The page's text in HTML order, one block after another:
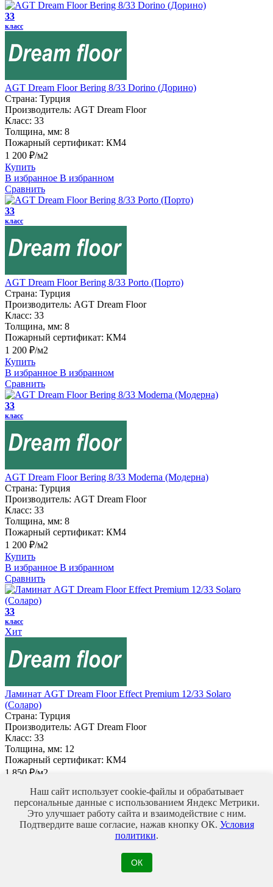
33
класс
AGT Dream Floor Bering 8/33 Dorino (Дорино)
Страна: Турция
Производитель: AGT Dream Floor
Класс: 33
Толщина, мм: 8
Пожарный сертификат: КМ4
1 200 ₽/м2
Купить
В избранное В избранном
Сравнить
33
класс
AGT Dream Floor Bering 8/33 Porto (Порто)
Страна: Турция
Производитель: AGT Dream Floor
Класс: 33
Толщина, мм: 8
Пожарный сертификат: КМ4
1 200 ₽/м2
Купить
В избранное В избранном
Сравнить
33
класс
AGT Dream Floor Bering 8/33 Moderna (Модерна)
Страна: Турция
Производитель: AGT Dream Floor
Класс: 33
Толщина, мм: 8
Пожарный сертификат: КМ4
1 200 ₽/м2
Купить
В избранное В избранном
Сравнить
33
класс
Хит
Ламинат AGT Dream Floor Effect Premium 12/33 Solaro
(Соларо)
Страна: Турция
Производитель: AGT Dream Floor
Класс: 33
Толщина, мм: 12
Пожарный сертификат: КМ4
1 850 ₽/м2
В избранное В избранном
Сравнить
Ламинат EGGER Classic 8/33 (фаска) EPL 208 Дуб Ронгбук
Наш сайт использует cookie-файлы и обрабатывает
персональные данные с использованием Яндекс Метрики.
Это улучшает работу сайта и взаимодействие с ним.
Подтвердите ваше согласие, нажав кнопку ОК. Условия
политики.
ОК